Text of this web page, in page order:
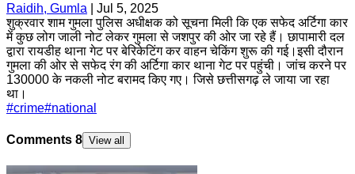
Raidih, Gumla
Jul 5, 2025
शुक्रवार शाम गुमला पुलिस अधीक्षक को सूचना मिली कि एक सफेद अर्टिगा कार
में कुछ लोग जाली नोट लेकर गुमला से जशपुर की ओर जा रहे हैं। छापामारी दल
द्वारा रायडीह थाना गेट पर बेरिकेटिंग कर वाहन चेकिंग शुरू की गई।इसी दौरान
गुमला की ओर से सफेद रंग की अर्टिगा कार थाना गेट पर पहुंची। जांच करने पर
130000 के नकली नोट बरामद किए गए। जिसे छत्तीसगढ़ ले जाया जा रहा
था।
#crime#national
Comments 8 View all